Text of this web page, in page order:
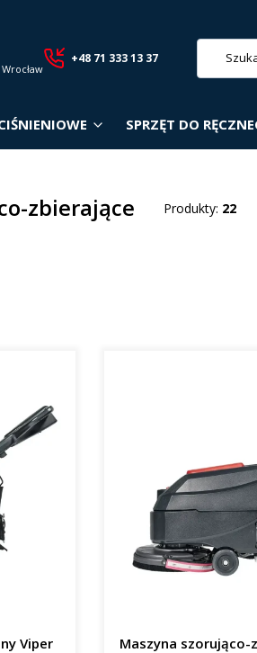
+48 71 333 13 37
SPRZĘT DO
zbierające Produkty: 22
Viper
Maszyna szorująco-